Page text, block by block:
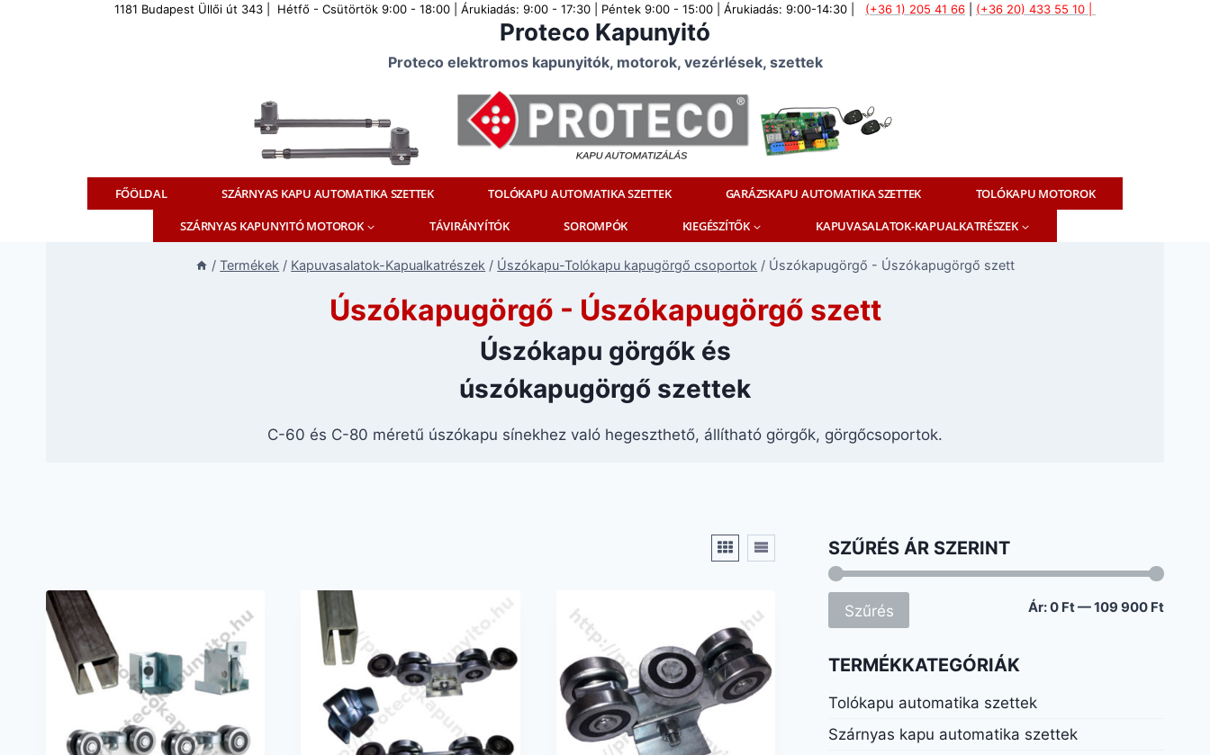
1181 Budapest Üllői út 343 | Hétfő - Csütörtök 9:00 - 18:00 | Árukiadás: 9:00 - 17:30 | Péntek 9:00 - 15:00 | Árukiadás: 9:00-14:30 | (+36 1) 205 41 66 (+36 20) 433 55 10 |
Proteco Kapunyitó
Proteco elektromos kapunyitók, motorok, vezérlések, szettek
FŐÖLDAL SZÁRNYAS KAPU AUTOMATIKA SZETTEK TOLÓKAPU AUTOMATIKA SZETTEK GARÁZSKAPU AUTOMATIKA SZETTEK TOLÓKAPU MOTOROK
SZÁRNYAS KAPUNYITÓ MOTOROK TÁVIRÁNYÍTÓK SOROMPÓK KIEGÉSZÍTŐK KAPUVASALATOK-KAPUALKATRÉSZEK
/ Termékek / Kapuvasalatok-Kapualkatrészek / Úszókapu-Tolókapu kapugörgő csoportok / Úszókapugörgő - Úszókapugörgő szett
Úszókapugörgő - Úszókapugörgő szett
Úszókapu görgők és
úszókapugörgő szettek
C-60 és C-80 méretű úszókapu sínekhez való hegeszthető, állítható görgők, görgőcsoportok.
SZŰRÉS ÁR SZERINT
Min
Max
Szűrés Ár:0 Ft—109 900 Ft
TERMÉKKATEGÓRIÁK
Tolókapu automatika szettek
Szárnyas kapu automatika szettek